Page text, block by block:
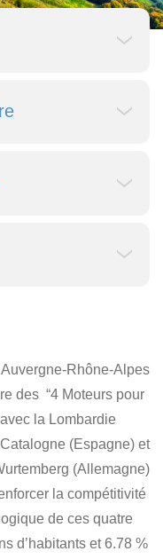
Auvergne-Rhône-Alpes
des “4 Moteurs pour
avec la Lombardie
(Espagne) et
(Allemagne)
la compétitivité
de ces quatre
d’habitants et 6.78 %